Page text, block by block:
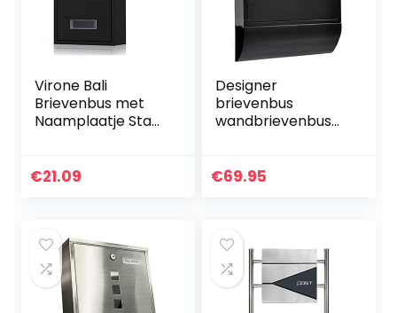
Virone Bali
Brievenbus met
Naamplaatje Staal
€21.09
Designer
brievenbus
wandbrievenbus
krantenrol
€69.95